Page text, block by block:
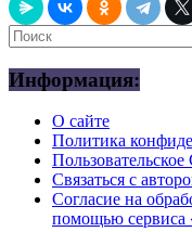
Информация:
О сайте
Политика
Связаться с
Согласие на
помощью сервиса